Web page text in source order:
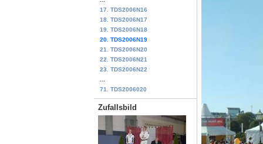
17. TDS2006N16
18. TDS2006N17
19. TDS2006N18
20. TDS2006N19
21. TDS2006N20
22. TDS2006N21
23. TDS2006N22
71. TDS2006020
Zufallsbild